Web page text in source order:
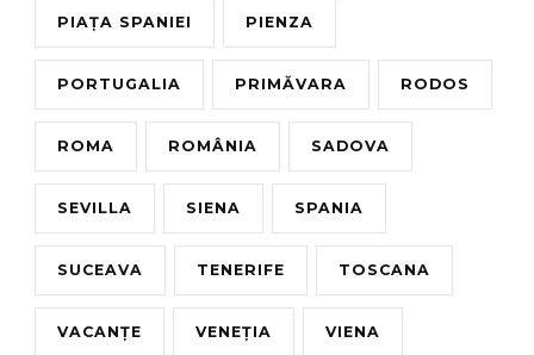
PIAȚA SPANIEI PIENZA
PORTUGALIA PRIMĂVARA RODOS
ROMA ROMÂNIA SADOVA
SEVILLA SIENA SPANIA
SUCEAVA TENERIFE TOSCANA
VACANȚE VENEȚIA VIENA